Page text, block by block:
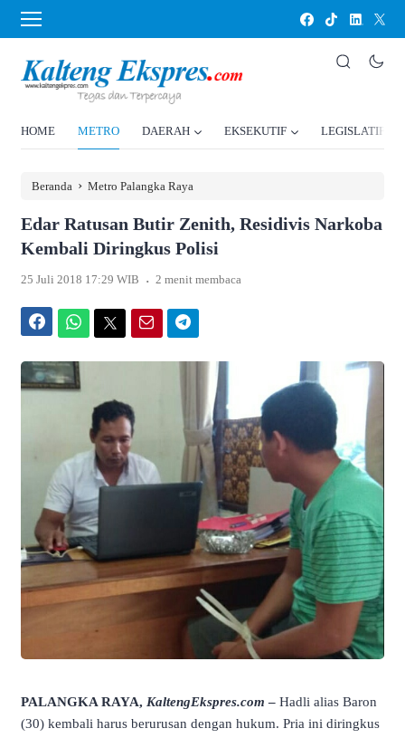
HOME METRO DAERAH EKSEKUTIF LEGISLATIF
Beranda › Metro Palangka Raya
Edar Ratusan Butir Zenith, Residivis Narkoba
Kembali Diringkus Polisi
25 Juli 2018 17:29 WIB . 2 menit membaca
PALANGKA RAYA, KaltengEkspres.com– Hadli alias Baron
(30) kembali harus berurusan dengan hukum. Pria ini diringkus